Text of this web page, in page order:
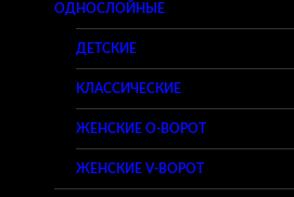
ОДНОСЛОЙНЫЕ
ДЕТСКИЕ
КЛАССИЧЕСКИЕ
ЖЕНСКИЕ O-ВОРОТ
ЖЕНСКИЕ V-ВОРОТ